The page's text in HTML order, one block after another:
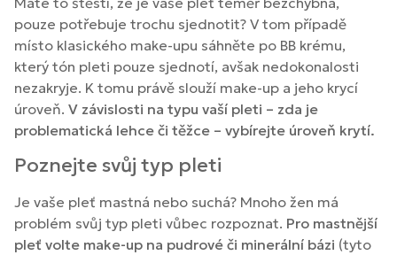
pouze potřebuje trochu sjednotit? V tom případě
místo klasického make-upu sáhněte po BB krému,
který tón pleti pouze sjednotí, avšak nedokonalosti
nezakryje. K tomu právě slouží make-up a jeho krycí
úroveň. V závislosti na typu vaší pleti – zda je
problematická lehce či těžce – vybírejte úroveň krytí.
Poznejte svůj typ pleti
Je vaše pleť mastná nebo suchá? Mnoho žen má
problém svůj typ pleti vůbec rozpoznat. Pro mastnější
pleť volte make-up na pudrové či minerální bázi (tyto